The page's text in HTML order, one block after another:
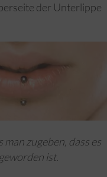
der Unterlippe
zugeben, dass es
ist.